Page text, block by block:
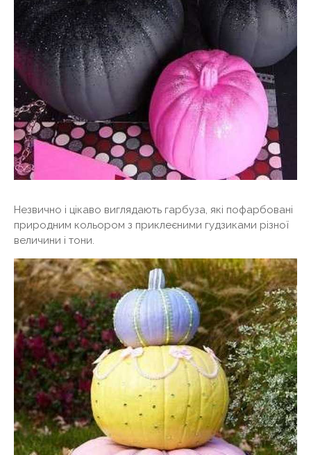
Незвично і цікаво виглядають гарбуза, які пофарбовані
природним кольором з приклеєними гудзиками різної
величини і тони.